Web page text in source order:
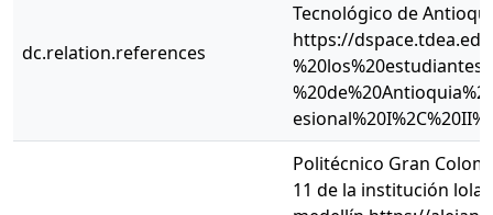
dc.relation.references
Tecnológico de
https://
Politécnico Gran
11 de la institución lola